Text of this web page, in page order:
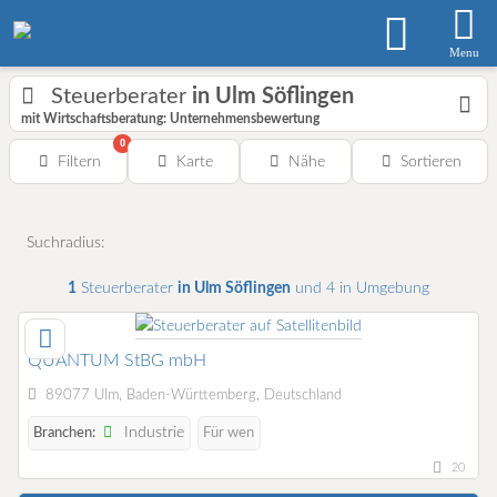
Menu
Steuerberater in Ulm Söflingen
mit Wirtschaftsberatung: Unternehmensbewertung
Filtern
0
Karte Nähe Sortieren
Suchradius:
1 Steuerberater in Ulm Söflingen und 4 in Umgebung
QUANTUM StBG mbH
89077 Ulm, Baden-Württemberg, Deutschland
Branchen: Industrie Für wen
20